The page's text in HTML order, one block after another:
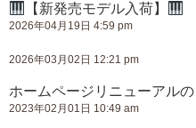
【新発売モデル入荷】
2026年04月19日 4:59 pm
2026年03月02日 12:21 pm
ホームページリニューアル
2023年02月01日 10:49 am